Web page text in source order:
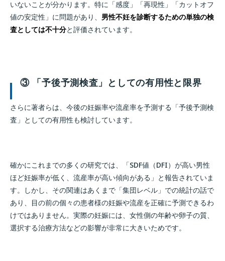
いないことが分かります。特に「感度」「再現性」「カットオフ
値の安定性」に問題があり、 男性不妊を診断するための単独の検
査としては不十分と評価されています。
③ 「予後予測検査」としての有用性と限界
さらに著者らは、今後の妊娠率や流産率を予測する「予後予測検
査」としての有用性も検討しています。
確かにこれまでの多くの研究では、「SDF値（DFI）が高い男性
ほど妊娠率が低く、流産率が高い傾向がある」と報告されていま
す。しかし、その関連はあくまで「集団レベル」での統計の話で
あり、目の前の個々の患者様の妊娠や流産を正確に予測できるわ
けではありません。実際の妊娠には、女性側の年齢や卵子の質、
選択する治療方法などの影響が非常に大きいためです。